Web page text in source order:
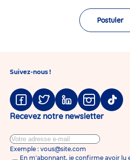
Postuler
Suivez-nous !
Facebook
TwitterLinkedinInstagram
Tiktok
Recevez notre newsletter
Exemple : vous@site.com
En m'abonnant, je confirme avoir lu